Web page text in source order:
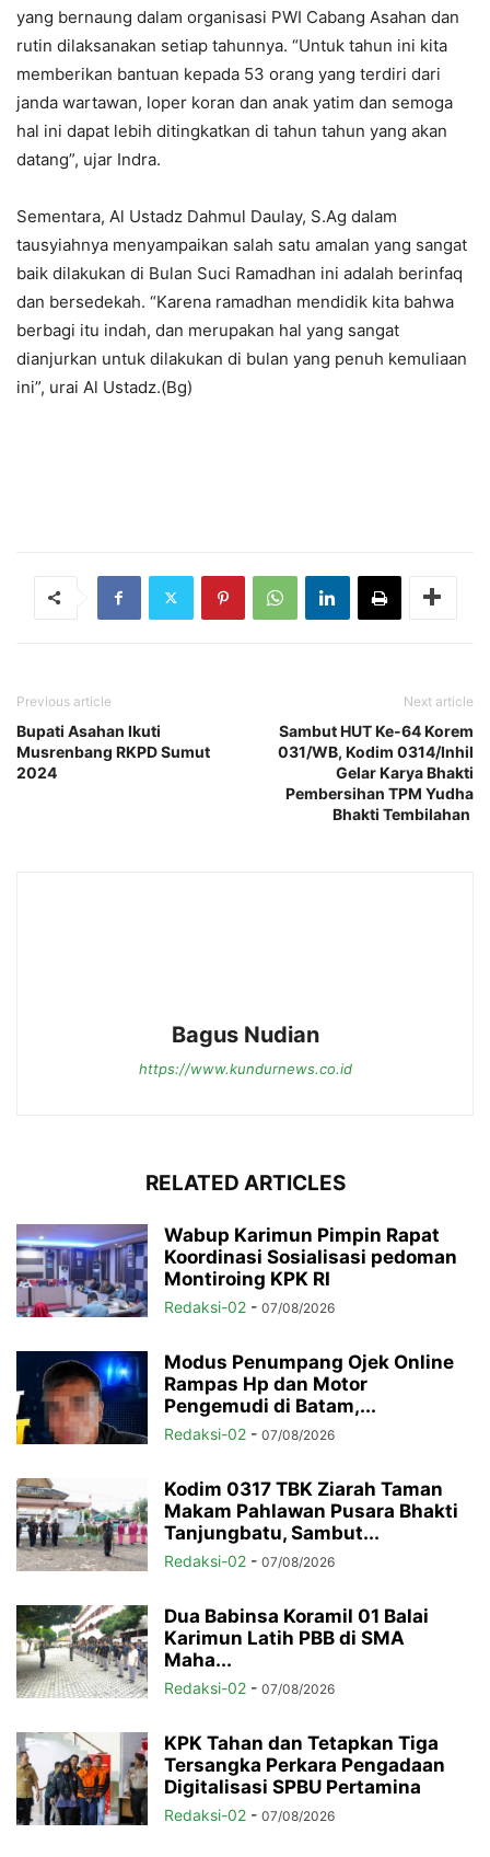
yang bernaung dalam organisasi PWI Cabang Asahan dan
rutin dilaksanakan setiap tahunnya. “Untuk tahun ini kita
memberikan bantuan kepada 53 orang yang terdiri dari
janda wartawan, loper koran dan anak yatim dan semoga
hal ini dapat lebih ditingkatkan di tahun tahun yang akan
datang”, ujar Indra.
Sementara, Al Ustadz Dahmul Daulay, S.Ag dalam
tausyiahnya menyampaikan salah satu amalan yang sangat
baik dilakukan di Bulan Suci Ramadhan ini adalah berinfaq
dan bersedekah. “Karena ramadhan mendidik kita bahwa
berbagi itu indah, dan merupakan hal yang sangat
dianjurkan untuk dilakukan di bulan yang penuh kemuliaan
ini”, urai Al Ustadz.(Bg)
Previous article
Bupati Asahan Ikuti
Musrenbang RKPD Sumut
2024
Next article
Sambut HUT Ke-64 Korem
031/WB, Kodim 0314/Inhil
Gelar Karya Bhakti
Pembersihan TPM Yudha
Bhakti Tembilahan
Bagus Nudian
https://www.kundurnews.co.id
RELATED ARTICLES
Wabup Karimun Pimpin Rapat
Koordinasi Sosialisasi pedoman
Montiroing KPK RI
Redaksi-02 - 07/08/2026
Modus Penumpang Ojek Online
Rampas Hp dan Motor
Pengemudi di Batam,...
Redaksi-02 - 07/08/2026
Kodim 0317 TBK Ziarah Taman
Makam Pahlawan Pusara Bhakti
Tanjungbatu, Sambut...
Redaksi-02 - 07/08/2026
Dua Babinsa Koramil 01 Balai
Karimun Latih PBB di SMA
Maha...
Redaksi-02 - 07/08/2026
KPK Tahan dan Tetapkan Tiga
Tersangka Perkara Pengadaan
Digitalisasi SPBU Pertamina
Redaksi-02 - 07/08/2026